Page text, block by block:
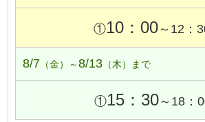
①10：00～12：
8/7 （金）～8/13 （木）まで
①15：30～18：